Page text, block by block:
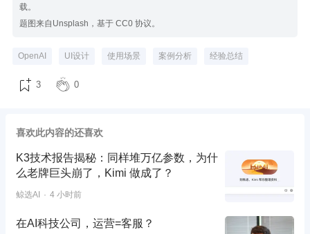
载。
题图来自Unsplash，基于 CC0 协议。
OpenAI UI设计 使用场景 案例分析 经验总结
3 0
喜欢此内容的还喜欢
K3技术报告揭秘：同样堆万亿参数，为什
么老牌巨头崩了，Kimi 做成了？
鲸选AI 4 小时前
在AI科技公司，运营=客服？